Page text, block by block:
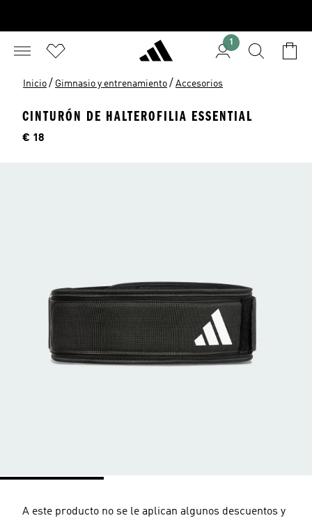
1
Inicio / Gimnasio y entrenamiento / Accesorios
CINTURÓN DE HALTEROFILIA ESSENTIAL
Precio
€ 18
A este producto no se le aplican algunos descuentos y